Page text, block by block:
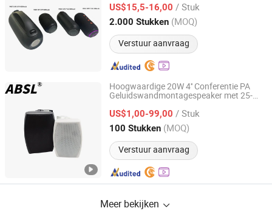
Telefoon Functie Lichten Geluid Wisselen
US$15,5-16,00 / Stuk
2.000 Stukken (MOQ)
Verstuur aanvraag
Guangdong, China Sinds 2013
Hoogwaardige 20W 4'' Conferentie PA
Geluidswandmontagespeaker met 25-
US$1,00-99,00 / Stuk
100 Stukken (MOQ)
Verstuur aanvraag
Hangzhou Vertex Broadcasting Audio Co., Ltd.
Zhejiang, China Sinds 2025
Meer bekijken